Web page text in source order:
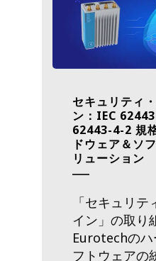
セキュリティ
ン：IEC
62443-4-2 規
ドウェア＆ソ
リューション
「セキュリ
イン」の取り
Eurotechのハ
フトウェアの